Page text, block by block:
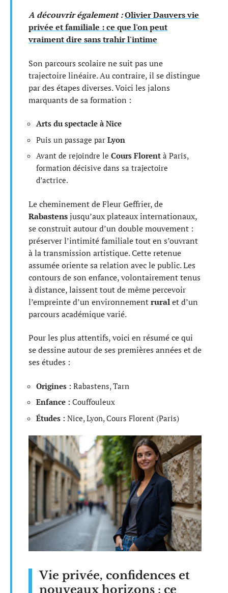
A découvrir également :Olivier Dauvers vie
privée et familiale : ce que l'on peut
vraiment dire sans trahir l'intime
Son parcours scolaire ne suit pas une
trajectoire linéaire. Au contraire, il se distingue
par des étapes diverses. Voici les jalons
marquants de sa formation :
Arts du spectacle à Nice
Puis un passage par Lyon
Avant de rejoindre le Cours Florent à Paris,
formation décisive dans sa trajectoire
d’actrice.
Le cheminement de Fleur Geffrier, de
Rabastensjusqu’aux plateaux internationaux,
se construit autour d’un double mouvement :
préserver l’intimité familiale tout en s’ouvrant
à la transmission artistique. Cette retenue
assumée oriente sa relation avec le public. Les
contours de son enfance, volontairement tenus
à distance, laissent tout de même percevoir
l’empreinte d’un environnementruralet d’un
parcours académique varié.
Pour les plus attentifs, voici en résumé ce qui
se dessine autour de ses premières années et de
ses études :
Origines : Rabastens, Tarn
Enfance : Couffouleux
Études : Nice, Lyon, Cours Florent (Paris)
Vie privée, confidences et
nouveaux horizons : ce